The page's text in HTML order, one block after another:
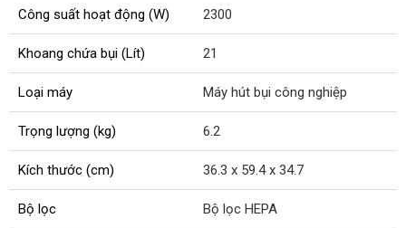
Công suất hoạt động (W) 2300
Khoang chứa bụi (Lít) 21
Loại máy Máy hút bụi công nghiệp
Trọng lượng (kg) 6.2
Kích thước (cm) 36.3 x 59.4 x 34.7
Bộ lọc Bộ lọc HEPA